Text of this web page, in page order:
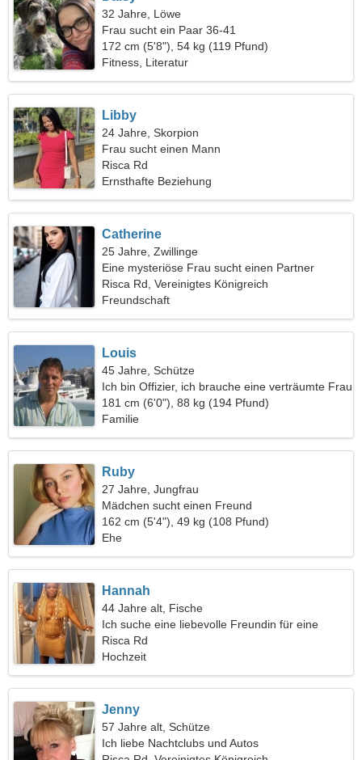
32 Jahre, Löwe
Frau sucht ein Paar 36-41
172 cm (5'8"), 54 kg (119 Pfund)
Fitness, Literatur
Libby
24 Jahre, Skorpion
Frau sucht einen Mann
Risca Rd
Ernsthafte Beziehung
Catherine
25 Jahre, Zwillinge
Eine mysteriöse Frau sucht einen Partner
Risca Rd, Vereinigtes Königreich
Freundschaft
Louis
45 Jahre, Schütze
Ich bin Offizier, ich brauche eine verträumte Frau
181 cm (6'0"), 88 kg (194 Pfund)
Familie
Ruby
27 Jahre, Jungfrau
Mädchen sucht einen Freund
162 cm (5'4"), 49 kg (108 Pfund)
Ehe
Hannah
44 Jahre alt, Fische
Ich suche eine liebevolle Freundin für eine
gemeinsame Reise
Risca Rd
Hochzeit
Jenny
57 Jahre alt, Schütze
Ich liebe Nachtclubs und Autos